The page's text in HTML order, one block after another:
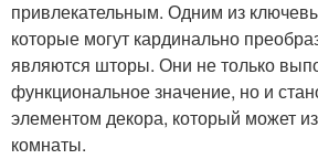
привлекательным. Одним из
которые могут кардинально
являются шторы. Они не только
функциональное значение, но и
элементом декора, который может
комнаты.